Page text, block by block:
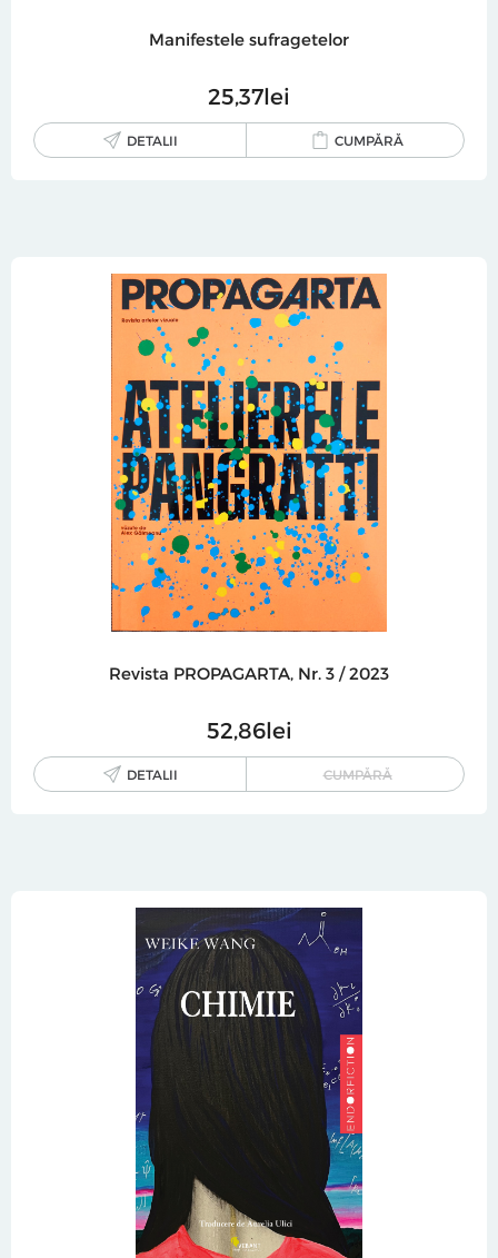
Manifestele sufragetelor
25 37lei
DETALII CUMPĂRĂ
Revista PROPAGARTA, Nr. 3 / 2023
5286lei
DETALII CUMPĂRĂ